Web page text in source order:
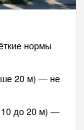
нормы
20 м) — не
10 до 20 м) —